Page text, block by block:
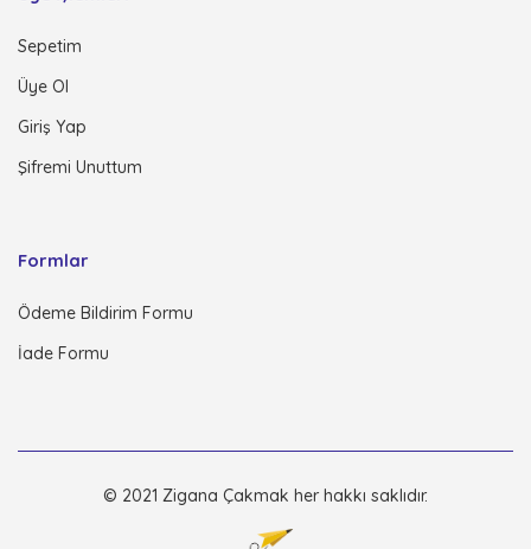
Sepetim
Üye Ol
Giriş Yap
Şifremi Unuttum
Formlar
Ödeme Bildirim Formu
İade Formu
© 2021 Zigana Çakmak her hakkı saklıdır.